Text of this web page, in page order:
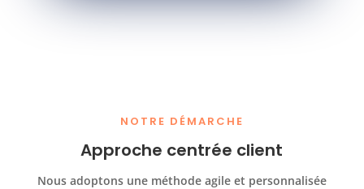
NOTRE DÉMARCHE
Approche centrée client
Nous adoptons une méthode agile et personnalisée